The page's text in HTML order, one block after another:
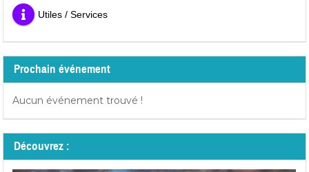
Utiles / Services
Prochain événement
Aucun événement trouvé !
Découvrez :